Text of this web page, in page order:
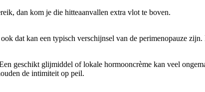
dan kom je die hitteaanvallen extra vlot te boven.
dat kan een typisch verschijnsel van de perimenopauze
geschikt glijmiddel of lokale hormooncrème kan veel
de intimiteit op peil.